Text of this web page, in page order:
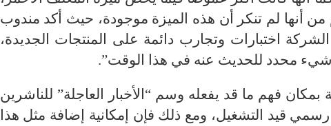
أنها لم تنكر أن هذه الميزة موجودة، حيث أكد مندوب
اختبارات وتجارب دائمة على المنتجات الجديدة،
محدد للحديث عنه في هذا الوقت”.
بمكان فهم ما قد يفعله وسم “الأخبار العاجلة” للناشرين
قيد التشغيل، ومع ذلك فإن إمكانية إضافة مثل هذا